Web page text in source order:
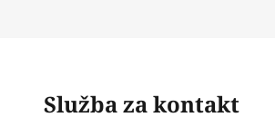
Služba za kontakt